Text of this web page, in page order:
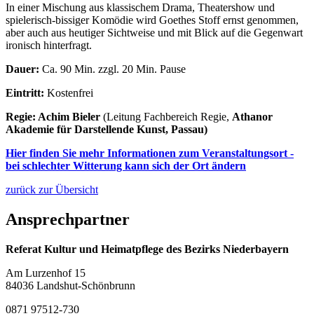
In einer Mischung aus klassischem Drama, Theatershow und
spielerisch-bissiger Komödie wird Goethes Stoff ernst genommen,
aber auch aus heutiger Sichtweise und mit Blick auf die Gegenwart
ironisch hinterfragt.
Dauer: Ca. 90 Min. zzgl. 20 Min. Pause
Eintritt: Kostenfrei
Regie: Achim Bieler (Leitung Fachbereich Regie, Athanor
Akademie für Darstellende Kunst, Passau)
Hier finden Sie mehr Informationen zum Veranstaltungsort -
bei schlechter Witterung kann sich der Ort ändern
zurück zur Übersicht
Ansprechpartner
Referat Kultur und Heimatpflege des Bezirks Niederbayern
Am Lurzenhof 15
84036 Landshut-Schönbrunn
0871 97512-730